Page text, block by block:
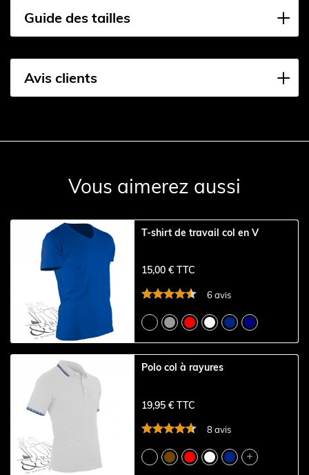
Guide des tailles
Avis clients
Vous aimerez aussi
T-shirt de travail col en V
15,00 € TTC
6 avis
Polo col à rayures
19,95 € TTC
8 avis
